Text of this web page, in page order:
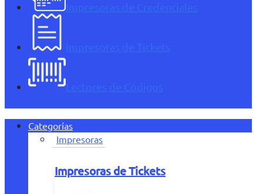
Impresoras de Credenciales
Impresoras de Tickets
Lectores de Códigos
Categorías
Impresoras
Impresoras de Tickets